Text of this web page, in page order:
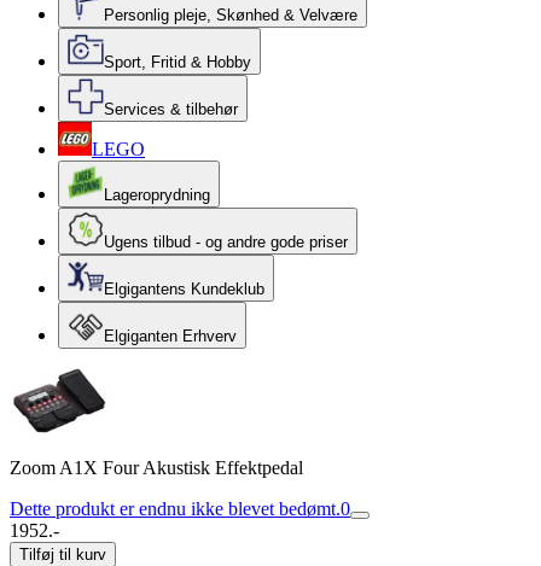
Personlig pleje, Skønhed & Velvære
Sport, Fritid & Hobby
Services & tilbehør
LEGO
Lageroprydning
Ugens tilbud - og andre gode priser
Elgigantens Kundeklub
Elgiganten Erhverv
Zoom A1X Four Akustisk Effektpedal
Dette produkt er endnu ikke blevet bedømt.0
1952.-
Tilføj til kurv